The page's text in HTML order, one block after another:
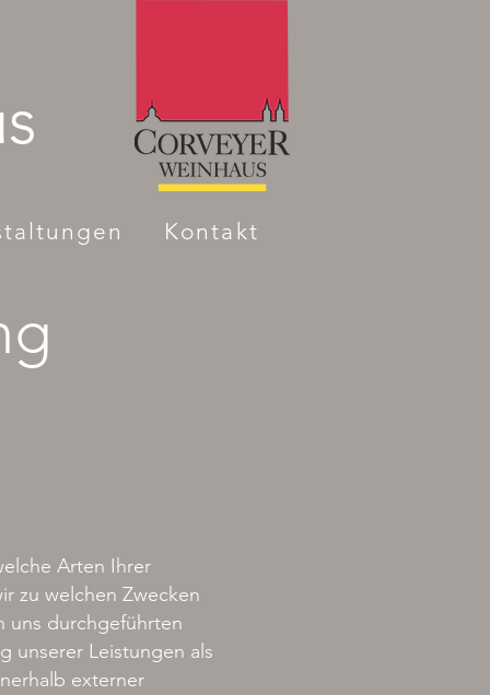
Kontakt
Arten Ihrer
zu welchen Zwecken
uns durchgeführten
unserer Leistungen als
externer